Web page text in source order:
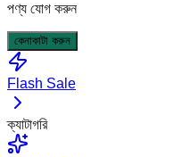
পণ্য যোগ করুন
কেনাকাটা করুন
Flash Sale
ক্যাটাগরি